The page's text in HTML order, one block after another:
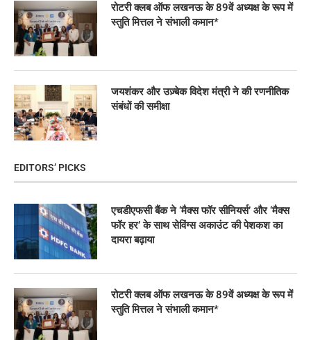
रोटरी क्लब ऑफ लखनऊ के 89वें अध्यक्ष के रूप में
स्तुति मित्तल ने संभाली कमान*
जयशंकर और उज़्बेक विदेश मंत्री ने की रणनीतिक
संबंधों की समीक्षा
EDITORS’ PICKS
एचडीएफसी बैंक ने ‘मैक्स फॉर सीनियर्स’ और ‘मैक्स
फॉर हर’ के साथ सेविंग्स अकाउंट की पेशकश का
दायरा बढ़ाया
रोटरी क्लब ऑफ लखनऊ के 89वें अध्यक्ष के रूप में
स्तुति मित्तल ने संभाली कमान*